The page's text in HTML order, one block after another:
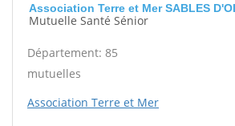
Association Terre et Mer SABLES
Mutuelle Santé Sénior
Département: 85
mutuelles
Association Terre et Mer